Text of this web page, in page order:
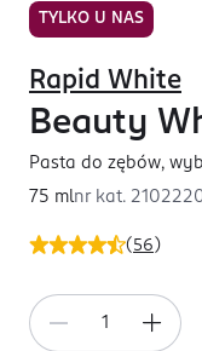
TYLKO U NAS
( 56 )
Rapid White
Beauty
Pasta do zębów,
75 mlnr kat.